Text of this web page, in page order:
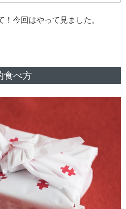
今回はやって見ました。
食べ方